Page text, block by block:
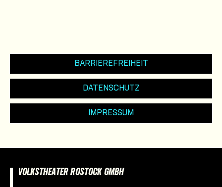
BARRIEREFREIHEIT
DATENSCHUTZ
IMPRESSUM
VOLKSTHEATER ROSTOCK GMBH